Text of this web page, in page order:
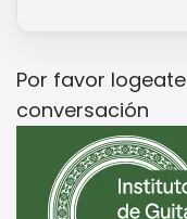
Por favor logeate
conversación